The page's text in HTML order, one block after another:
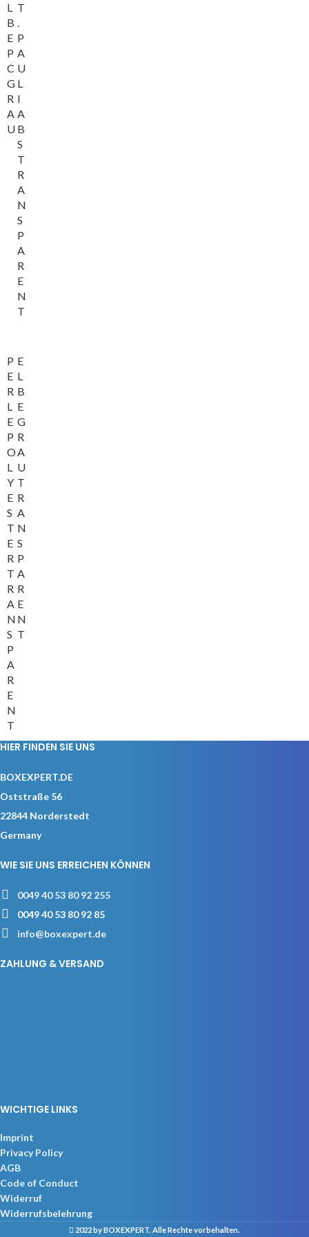
L
B
E
P
C
G
R
A
U
T
.
P
A
U
L
I
A
B
S
T
R
A
N
S
P
A
R
E
N
T
P
E
R
L
E
P
O
L
Y
E
S
T
E
R
T
R
A
N
S
P
A
R
E
N
T
E
L
B
E
G
R
A
U
T
R
A
N
S
P
A
R
E
N
T
HIER FINDEN SIE UNS
BOXEXPERT.DE
Oststraße 56
22844 Norderstedt
Germany
WIE SIE UNS ERREICHEN KÖNNEN
0049 40 53 80 92 255
0049 40 53 80 92 85
info@boxexpert.de
ZAHLUNG & VERSAND
WICHTIGE LINKS
Imprint
Privacy Policy
AGB
Code of Conduct
Widerruf
Widerrufsbelehrung
2022 by BOXEXPERT. Alle Rechte vorbehalten.